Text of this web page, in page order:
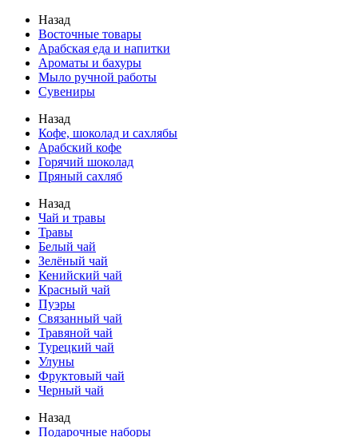
Назад
Восточные товары
Арабская еда и напитки
Ароматы и бахуры
Мыло ручной работы
Сувениры
Назад
Кофе, шоколад и сахлябы
Арабский кофе
Горячий шоколад
Пряный сахляб
Назад
Чай и травы
Травы
Белый чай
Зелёный чай
Кенийский чай
Красный чай
Пуэры
Связанный чай
Травяной чай
Турецкий чай
Улуны
Фруктовый чай
Черный чай
Назад
Подарочные наборы